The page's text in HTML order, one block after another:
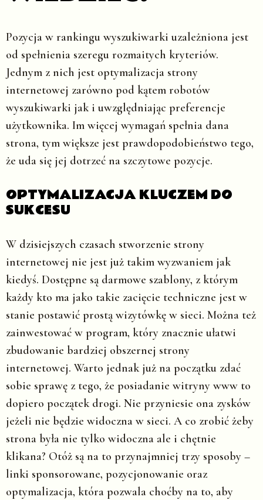
Pozycja w rankingu wyszukiwarki uzależniona jest
od spełnienia szeregu rozmaitych kryteriów.
Jednym z nich jest optymalizacja strony
internetowej zarówno pod kątem robotów
wyszukiwarki jak i uwzględniając preferencje
użytkownika. Im więcej wymagań spełnia dana
strona, tym większe jest prawdopodobieństwo tego,
że uda się jej dotrzeć na szczytowe pozycje.
OPTYMALIZACJA KLUCZEM DO
SUKCESU
W dzisiejszych czasach stworzenie strony
internetowej nie jest już takim wyzwaniem jak
kiedyś. Dostępne są darmowe szablony, z którym
każdy kto ma jako takie zacięcie techniczne jest w
stanie postawić prostą wizytówkę w sieci. Można też
zainwestować w program, który znacznie ułatwi
zbudowanie bardziej obszernej strony
internetowej. Warto jednak już na początku zdać
sobie sprawę z tego, że posiadanie witryny www to
dopiero początek drogi. Nie przyniesie ona zysków
jeżeli nie będzie widoczna w sieci. A co zrobić żeby
strona była nie tylko widoczna ale i chętnie
klikana? Otóż są na to przynajmniej trzy sposoby –
linki sponsorowane, pozycjonowanie oraz
optymalizacja, która pozwala choćby na to, aby